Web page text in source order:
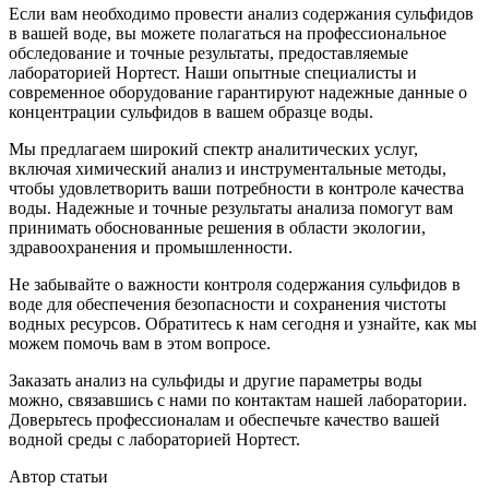
Если вам необходимо провести анализ содержания сульфидов
в вашей воде, вы можете полагаться на профессиональное
обследование и точные результаты, предоставляемые
лабораторией Нортест. Наши опытные специалисты и
современное оборудование гарантируют надежные данные о
концентрации сульфидов в вашем образце воды.
Мы предлагаем широкий спектр аналитических услуг,
включая химический анализ и инструментальные методы,
чтобы удовлетворить ваши потребности в контроле качества
воды. Надежные и точные результаты анализа помогут вам
принимать обоснованные решения в области экологии,
здравоохранения и промышленности.
Не забывайте о важности контроля содержания сульфидов в
воде для обеспечения безопасности и сохранения чистоты
водных ресурсов. Обратитесь к нам сегодня и узнайте, как мы
можем помочь вам в этом вопросе.
Заказать анализ на сульфиды и другие параметры воды
можно, связавшись с нами по контактам нашей лаборатории.
Доверьтесь профессионалам и обеспечьте качество вашей
водной среды с лабораторией Нортест.
Автор статьи